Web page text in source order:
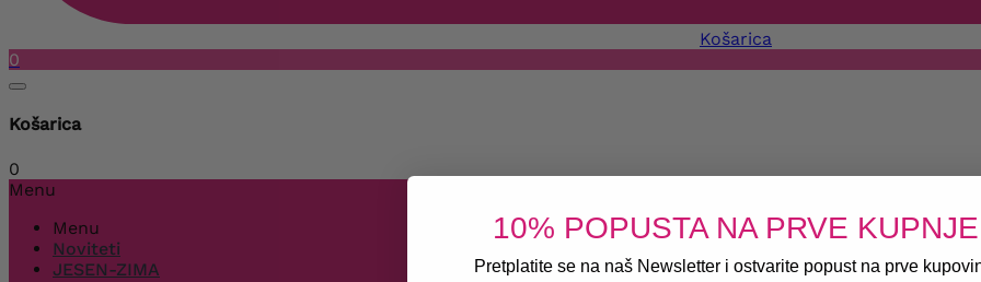
Košarica
0
Košarica
0
Menu
Menu
Noviteti
JESEN-ZIMA
10% POPUSTA NA PRVE KUPNJE
Pretplatite se na naš Newsletter i ostvarite popust na prve